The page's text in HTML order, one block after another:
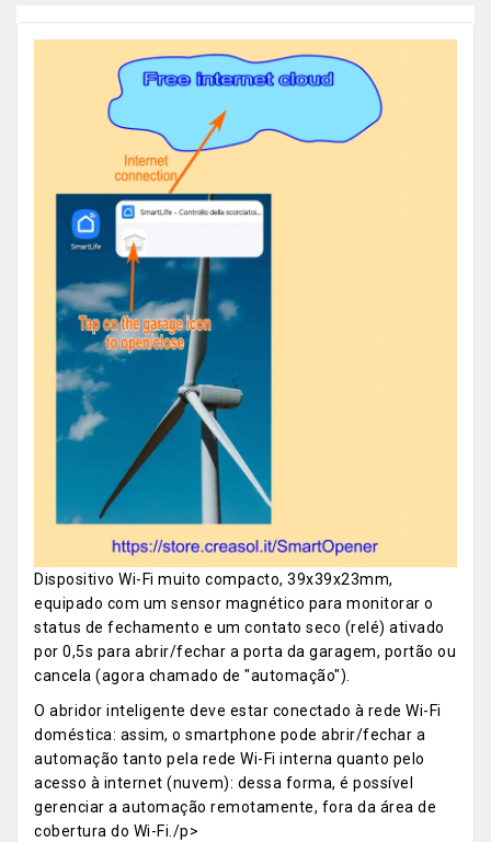
Dispositivo Wi-Fi muito compacto, 39x39x23mm,
equipado com um sensor magnético para monitorar o
status de fechamento e um contato seco (relé) ativado
por 0,5s para abrir/fechar a porta da garagem, portão ou
cancela (agora chamado de "automação").
O abridor inteligente deve estar conectado à rede Wi-Fi
doméstica: assim, o smartphone pode abrir/fechar a
automação tanto pela rede Wi-Fi interna quanto pelo
acesso à internet (nuvem): dessa forma, é possível
gerenciar a automação remotamente, fora da área de
cobertura do Wi-Fi./p>